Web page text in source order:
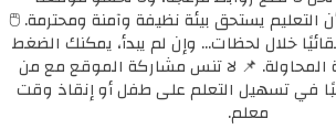
أن التعليم يستحق بيئة نظيفة وآمنة ومحترمة. 🖱️
خلال لحظات... وإن لم يبدأ، يمكنك الضغط
المحاولة. 📌 لا تنس مشاركة الموقع مع من
في تسهيل التعلم على طفل أو إنقاذ وقت
معلم.